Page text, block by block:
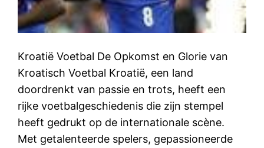
Kroatië Voetbal De Opkomst en Glorie van
Kroatisch Voetbal Kroatië, een land
doordrenkt van passie en trots, heeft een
rijke voetbalgeschiedenis die zijn stempel
heeft gedrukt op de internationale scène.
Met getalenteerde spelers, gepassioneerde